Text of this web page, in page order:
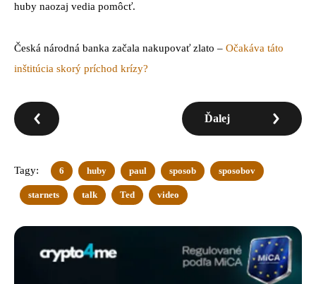
huby naozaj vedia pomôcť.
Česká národná banka začala nakupovať zlato – Očakáva táto
inštitúcia skorý príchod krízy?
Ďalej
Tagy: 6 huby paul sposob sposobov
starnets talk Ted video